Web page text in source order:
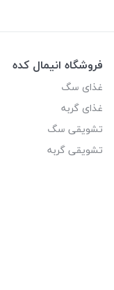
فروشگاه انیمال کده
غذای سگ
غذای گربه
تشویقی سگ
تشویقی گربه